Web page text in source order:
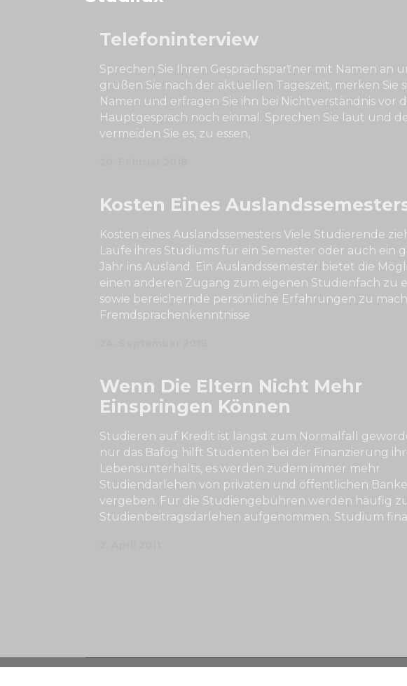
Telefoninterview
Sprechen Sie Ihren Gesprächspartner mit Namen an
grüßen Sie nach der aktuellen Tageszeit, merken Sie
Namen und erfragen Sie ihn bei Nichtverständnis vor
Hauptgespräch noch einmal. Sprechen Sie laut und
vermeiden Sie es, zu essen,
Kosten Eines
Kosten eines Auslandssemesters Viele Studierende
Laufe ihres Studiums für ein Semester oder auch ein
Jahr ins Ausland. Ein Auslandssemester bietet die
einen anderen Zugang zum eigenen Studienfach zu
sowie bereichernde persönliche Erfahrungen zu
Fremdsprachenkenntnisse
Wenn Die Eltern Nicht Mehr
Einspringen Können
Studieren auf Kredit ist längst zum Normalfall
nur das Bafög hilft Studenten bei der Finanzierung
Lebensunterhalts, es werden zudem immer mehr
Studiendarlehen von privaten und öffentlichen
vergeben. Für die Studiengebühren werden häufig
Studienbeitragsdarlehen aufgenommen. Studium